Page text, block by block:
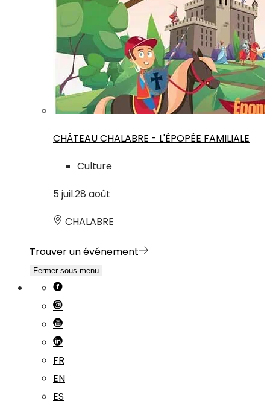
CHÂTEAU CHALABRE - L'ÉPOPÉE FAMILIALE
Culture
5 juil.28 août
CHALABRE
Trouver un événement
Fermer sous-menu
FR
EN
ES